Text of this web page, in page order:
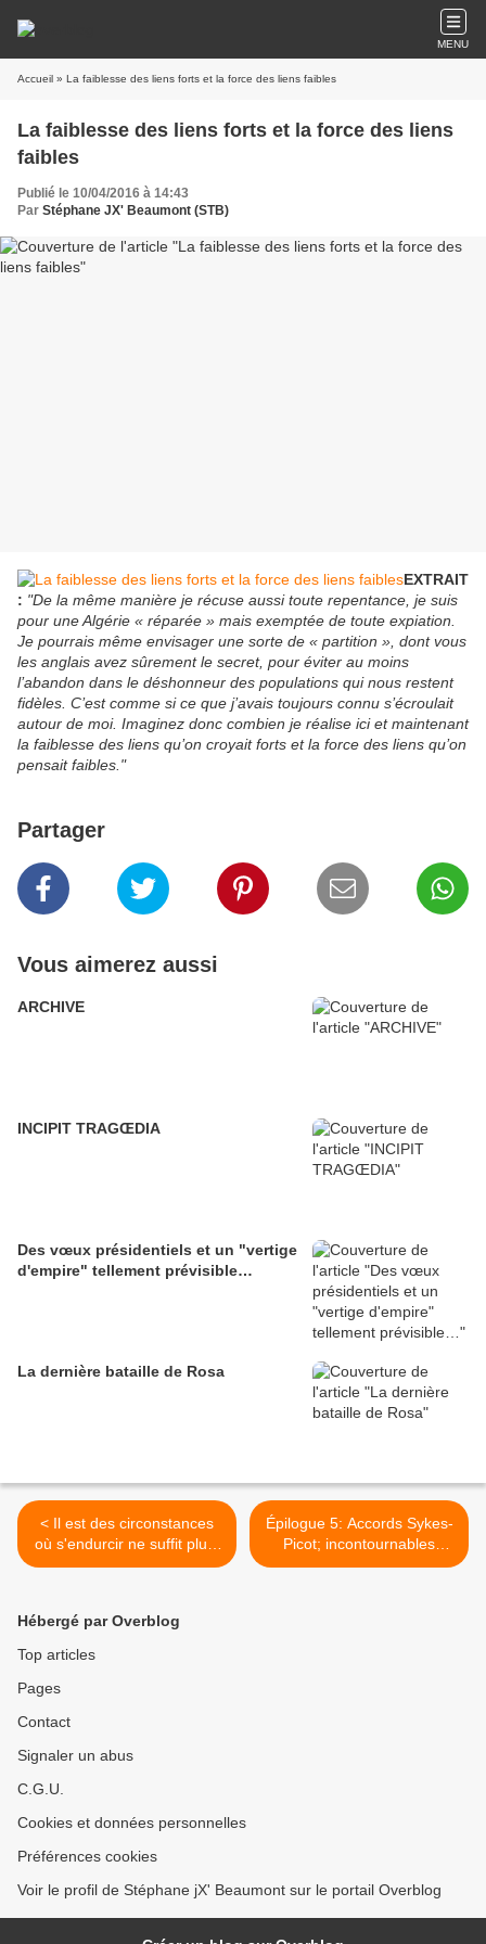
MENU
Accueil » La faiblesse des liens forts et la force des liens faibles
La faiblesse des liens forts et la force des liens
faibles
Publié le 10/04/2016 à 14:43
Par Stéphane JX' Beaumont (STB)
EXTRAIT
: "De la même manière je récuse aussi toute repentance, je suis
pour une Algérie « réparée » mais exemptée de toute expiation.
Je pourrais même envisager une sorte de « partition », dont vous
les anglais avez sûrement le secret, pour éviter au moins
l’abandon dans le déshonneur des populations qui nous restent
fidèles. C’est comme si ce que j’avais toujours connu s’écroulait
autour de moi. Imaginez donc combien je réalise ici et maintenant
la faiblesse des liens qu’on croyait forts et la force des liens qu’on
pensait faibles."
Partager
Vous aimerez aussi
ARCHIVE
INCIPIT TRAGŒDIA
Des vœux présidentiels et un "vertige
d'empire" tellement prévisible…
La dernière bataille de Rosa
< Il est des circonstances
où s'endurcir ne suffit plus,
il faut savoir se simplifier à
Épilogue 5: Accords Sykes-
Picot; incontournables
pour... >
Hébergé par Overblog
Top articles
Pages
Contact
Signaler un abus
C.G.U.
Cookies et données personnelles
Préférences cookies
Voir le profil de Stéphane jX' Beaumont sur le portail Overblog